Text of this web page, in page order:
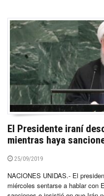
El Presidente iraní
mientras haya
25/09/2019
NACIONES UNIDAS.- El
miércoles sentarse a hablar con